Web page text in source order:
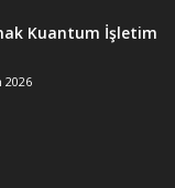
Kuantum İşletim
2026